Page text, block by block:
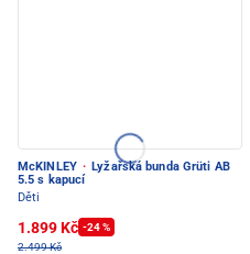
McKINLEY · Lyžařská bunda Grüti AB
5.5 s kapucí
Děti
1.899 Kč -24 %
2.499 Kč